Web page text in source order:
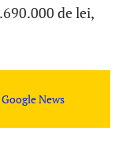
de lei,
Google News